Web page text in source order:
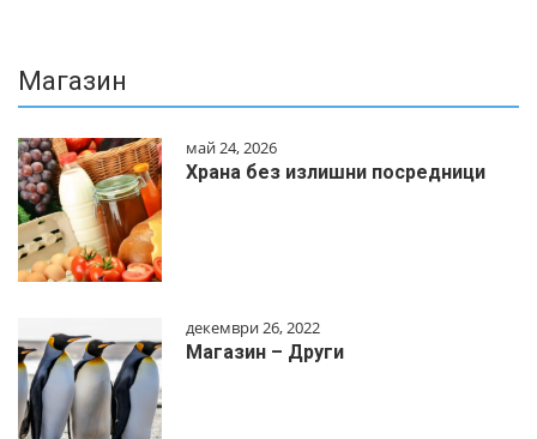
Магазин
май 24, 2026
Храна без излишни посредници
декември 26, 2022
Магазин – Други